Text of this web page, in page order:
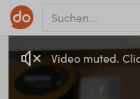
Video muted.